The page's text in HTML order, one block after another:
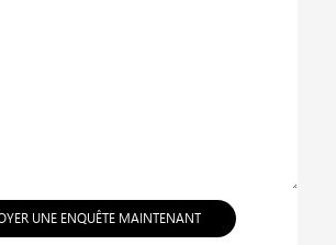
UNE ENQUÊTE MAINTENANT